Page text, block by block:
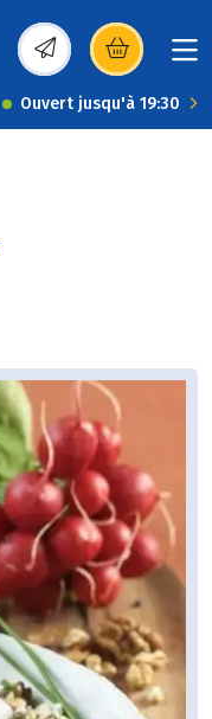
(s’ouvre dans une
Ouvert jusqu'à 19:30